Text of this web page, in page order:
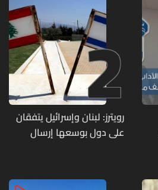
2
رويترز: لبنان وإسرائيل يتفقان
على دول بوسعها إرسال